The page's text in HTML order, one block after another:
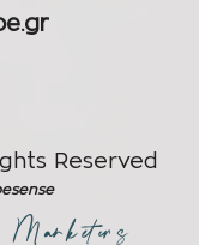
Reserved